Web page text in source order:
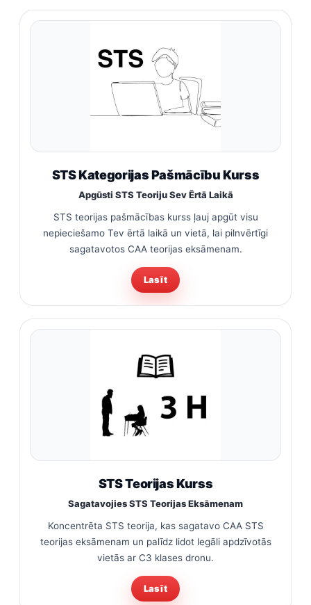
STS Kategorijas Pašmācību Kurss
Apgūsti STS Teoriju Sev Ērtā Laikā
STS teorijas pašmācības kurss ļauj apgūt visu
nepieciešamo Tev ērtā laikā un vietā, lai pilnvērtīgi
sagatavotos CAA teorijas eksāmenam.
Lasīt
STS Teorijas Kurss
Sagatavojies STS Teorijas Eksāmenam
Koncentrēta STS teorija, kas sagatavo CAA STS
teorijas eksāmenam un palīdz lidot legāli apdzīvotās
vietās ar C3 klases dronu.
Lasīt